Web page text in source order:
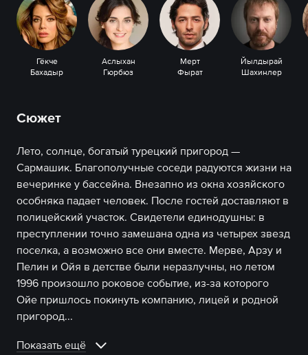
Гёкче
Бахадыр
Аслыхан
Гюрбюз
Мерт
Фырат
Йылдырай
Шахинлер
Сюжет
Лето, солнце, богатый турецкий пригород —
Сармашик. Благополучные соседи радуются жизни на
вечеринке у бассейна. Внезапно из окна хозяйского
особняка падает человек. После гостей доставляют в
полицейский участок. Свидетели единодушны: в
преступлении точно замешана одна из четырех звезд
поселка, а возможно все они вместе. Мерве, Арзу и
Пелин и Ойя в детстве были неразлучны, но летом
1996 произошло роковое событие, из-за которого
Ойе пришлось покинуть компанию, лицей и родной
пригород...
Показать ещё